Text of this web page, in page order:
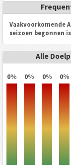
Vaakvoorkomende
seizoen begonnen
Alle
0% 0% 0% 0%